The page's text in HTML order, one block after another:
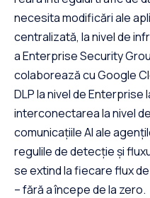
necesita modificări ale
centralizată, la nivel de
a Enterprise Security
colaborează cu Google
DLP la nivel de Enterprise
interconectarea la nivel
comunicațiile AI ale
regulile de detecție și
se extind la fiecare flux
– fără a începe de la zero.